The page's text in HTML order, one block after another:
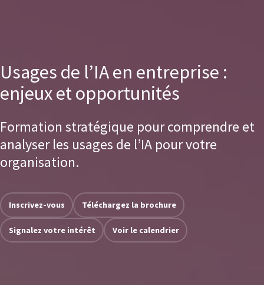
Usages de l’IA en entreprise :
enjeux et opportunités
Formation stratégique pour comprendre et
analyser les usages de l’IA pour votre
organisation.
Inscrivez-vous Téléchargez la brochure
Signalez votre intérêt Voir le calendrier